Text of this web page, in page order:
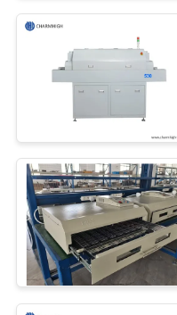
এসএমডি
মেশিন